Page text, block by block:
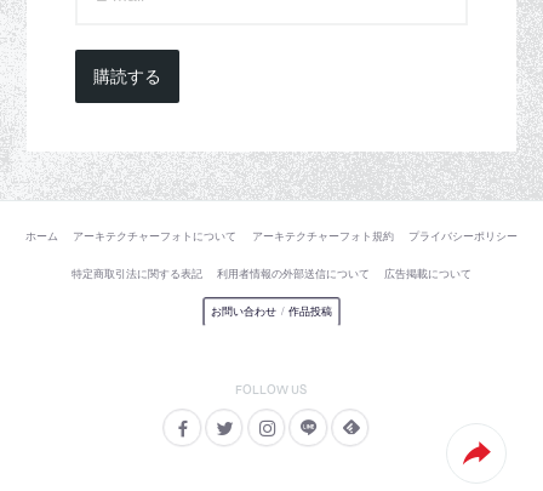
購読する
ホーム アーキテクチャーフォトについて アーキテクチャーフォト規約 プライバシーポリシー
特定商取引法に関する表記 利用者情報の外部送信について 広告掲載について
お問い合わせ / 作品投稿